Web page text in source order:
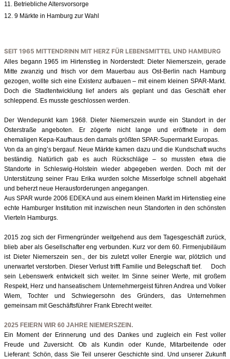
11. Betriebliche Altersvorsorge
12. 9 Märkte in Hamburg zur Wahl
SEIT 1965 MITTENDRINN MIT HERZ FÜR LEBENSMITTEL UND HAMBURG
Alles begann 1965 im Hirtenstieg in Norderstedt: Dieter Niemerszein, gerade
Mitte zwanzig und frisch vor dem Mauerbau aus Ost-Berlin nach Hamburg
gezogen, wollte sich eine Existenz aufbauen – mit einem kleinen SPAR-Markt.
Doch die Stadtentwicklung lief anders als geplant und das Geschäft eher
schleppend. Es musste geschlossen werden.
Der Wendepunkt kam 1968. Dieter Niemerszein wurde ein Standort in der
Osterstraße angeboten. Er zögerte nicht lange und eröffnete in dem
ehemaligen Kepa-Kaufhaus den damals größten SPAR-Supermarkt Europas.
Von da an ging’s bergauf. Neue Märkte kamen dazu und die Kundschaft wuchs
beständig. Natürlich gab es auch Rückschläge – so mussten etwa die
Standorte in Schleswig-Holstein wieder abgegeben werden. Doch mit der
Unterstützung seiner Frau Erika wurden solche Misserfolge schnell abgehakt
und beherzt neue Herausforderungen angegangen.
Aus SPAR wurde 2006 EDEKA und aus einem kleinen Markt im Hirtenstieg eine
echte Hamburger Institution mit inzwischen neun Standorten in den schönsten
Vierteln Hamburgs.
2015 zog sich der Firmengründer weitgehend aus dem Tagesgeschäft zurück,
blieb aber als Gesellschafter eng verbunden. Kurz vor dem 60. Firmenjubiläum
ist Dieter Niemerszein sen., der bis zuletzt voller Energie war, plötzlich und
unerwartet verstorben. Dieser Verlust trifft Familie und Belegschaft tief. Doch
sein Lebenswerk entwickelt sich weiter. Im Sinne seiner Werte, mit großem
Respekt, Herz und hanseatischem Unternehmergeist führen Andrea und Volker
Wiem, Tochter und Schwiegersohn des Gründers, das Unternehmen
gemeinsam mit Geschäftsführer Frank Ebrecht weiter.
2025 FEIERN WIR 60 JAHRE NIEMERSZEIN.
Ein Moment der Erinnerung und des Dankes und zugleich ein Fest voller
Freude und Zuversicht. Ob als Kundin oder Kunde, Mitarbeitende oder
Lieferant: Schön, dass Sie Teil unserer Geschichte sind. Und unserer Zukunft